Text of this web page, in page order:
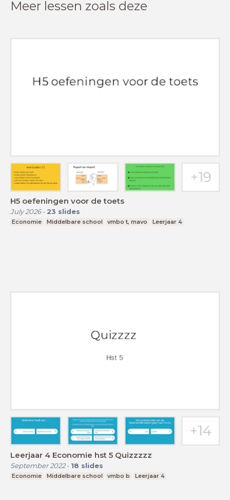
Meer lessen zoals deze
H5 oefeningen voor de toets
July 2026- 23 slides
Economie Middelbare school vmbo t, mavo Leerjaar 4
Leerjaar 4 Economie hst 5 Quizzzzz
September 2022- 18 slides
Economie Middelbare school vmbo b Leerjaar 4